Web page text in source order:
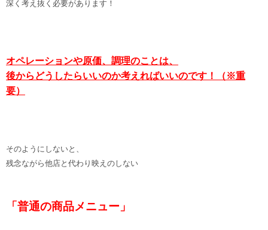
深く考え抜く必要があります！
オペレーションや原価、調理のことは、
後からどうしたらいいのか考えればいいのです！（※重
要）
そのようにしないと、
残念ながら他店と代わり映えのしない
「普通の商品メニュー」